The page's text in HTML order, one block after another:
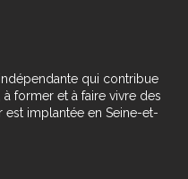
qui contribue
former et à faire vivre des
est implantée en Seine-et-